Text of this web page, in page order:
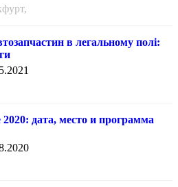
в легальному полі:
дата, место и программа